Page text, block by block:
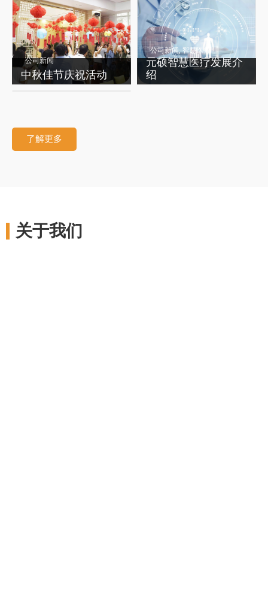
公司新闻
中秋佳节庆祝活动
公司新闻 智慧医疗
元硕智慧医疗发展介
绍
智慧医疗
耦合剂辅助产品对比
了解更多
关于我们